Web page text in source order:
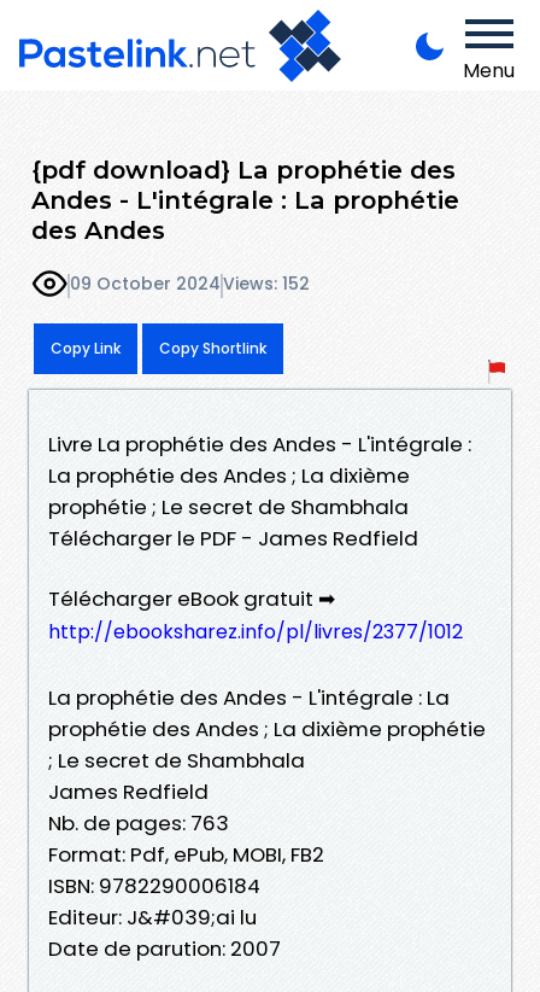
Menu
{pdf download} La prophétie des
Andes - L'intégrale : La prophétie
des Andes
09 October 2024Views: 152
Copy Link Copy Shortlink
Livre La prophétie des Andes - L'intégrale :
La prophétie des Andes ; La dixième
prophétie ; Le secret de Shambhala
Télécharger le PDF - James Redfield
Télécharger eBook gratuit ➡
http://ebooksharez.info/pl/livres/2377/1012
La prophétie des Andes - L'intégrale : La
prophétie des Andes ; La dixième prophétie
; Le secret de Shambhala
James Redfield
Nb. de pages: 763
Format: Pdf, ePub, MOBI, FB2
ISBN: 9782290006184
Editeur: J&#039;ai lu
Date de parution: 2007